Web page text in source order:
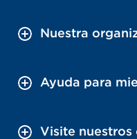
Nuestra
Ayuda para
Visite nuestros